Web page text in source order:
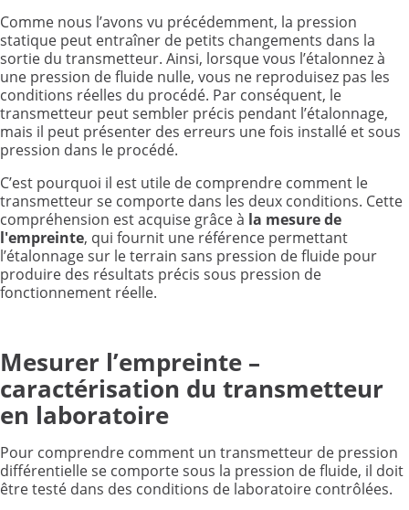
Comme nous l’avons vu précédemment, la pression
statique peut entraîner de petits changements dans la
sortie du transmetteur. Ainsi, lorsque vous l’étalonnez à
une pression de fluide nulle, vous ne reproduisez pas les
conditions réelles du procédé. Par conséquent, le
transmetteur peut sembler précis pendant l’étalonnage,
mais il peut présenter des erreurs une fois installé et sous
pression dans le procédé.
C’est pourquoi il est utile de comprendre comment le
transmetteur se comporte dans les deux conditions. Cette
compréhension est acquise grâce à la mesure de
l'empreinte, qui fournit une référence permettant
l’étalonnage sur le terrain sans pression de fluide pour
produire des résultats précis sous pression de
fonctionnement réelle.
Mesurer l’empreinte –
caractérisation du transmetteur
en laboratoire
Pour comprendre comment un transmetteur de pression
différentielle se comporte sous la pression de fluide, il doit
être testé dans des conditions de laboratoire contrôlées.